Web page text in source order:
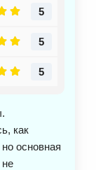
5
5
5
как
основная